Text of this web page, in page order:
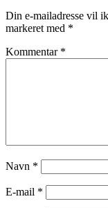
Din e-mailadresse vil
markeret med *
Kommentar *
Navn *
E-mail *